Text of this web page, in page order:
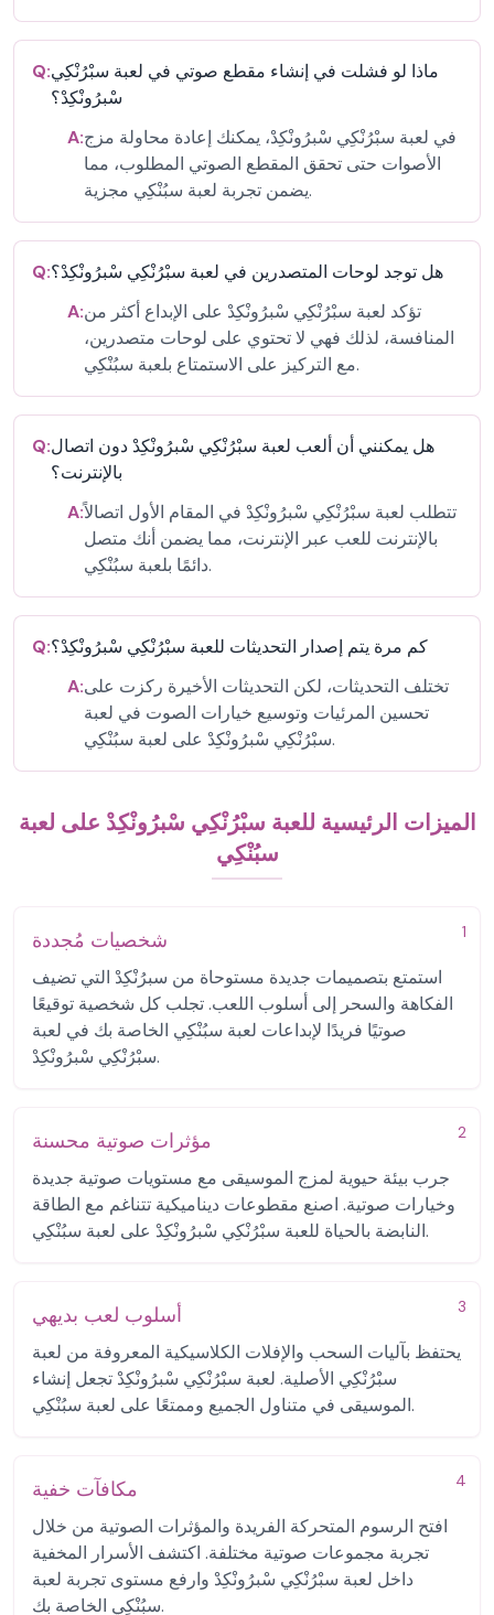
Q:ماذا لو فشلت في إنشاء مقطع صوتي في لعبة سبْرُنْكِي
سْبرُونْكِدْ؟
A:في لعبة سبْرُنْكِي سْبرُونْكِدْ، يمكنك إعادة محاولة مزج
الأصوات حتى تحقق المقطع الصوتي المطلوب، مما
يضمن تجربة لعبة سبُنْكِي مجزية.
Q:هل توجد لوحات المتصدرين في لعبة سبْرُنْكِي سْبرُونْكِدْ؟
A:تؤكد لعبة سبْرُنْكِي سْبرُونْكِدْ على الإبداع أكثر من
المنافسة، لذلك فهي لا تحتوي على لوحات متصدرين،
مع التركيز على الاستمتاع بلعبة سبُنْكِي.
Q:هل يمكنني أن ألعب لعبة سبْرُنْكِي سْبرُونْكِدْ دون اتصال
بالإنترنت؟
A:تتطلب لعبة سبْرُنْكِي سْبرُونْكِدْ في المقام الأول اتصالاً
بالإنترنت للعب عبر الإنترنت، مما يضمن أنك متصل
دائمًا بلعبة سبُنْكِي.
Q:كم مرة يتم إصدار التحديثات للعبة سبْرُنْكِي سْبرُونْكِدْ؟
A:تختلف التحديثات، لكن التحديثات الأخيرة ركزت على
تحسين المرئيات وتوسيع خيارات الصوت في لعبة
سبْرُنْكِي سْبرُونْكِدْ على لعبة سبُنْكِي.
الميزات الرئيسية للعبة سبْرُنْكِي سْبرُونْكِدْ على لعبة
سبُنْكِي
1 شخصيات مُجددة
استمتع بتصميمات جديدة مستوحاة من سبرُنْكِدْ التي تضيف
الفكاهة والسحر إلى أسلوب اللعب. تجلب كل شخصية توقيعًا
صوتيًا فريدًا لإبداعات لعبة سبُنْكِي الخاصة بك في لعبة
سبْرُنْكِي سْبرُونْكِدْ.
2 مؤثرات صوتية محسنة
جرب بيئة حيوية لمزج الموسيقى مع مستويات صوتية جديدة
وخيارات صوتية. اصنع مقطوعات ديناميكية تتناغم مع الطاقة
النابضة بالحياة للعبة سبْرُنْكِي سْبرُونْكِدْ على لعبة سبُنْكِي.
3 أسلوب لعب بديهي
يحتفظ بآليات السحب والإفلات الكلاسيكية المعروفة من لعبة
سبْرُنْكِي الأصلية. لعبة سبْرُنْكِي سْبرُونْكِدْ تجعل إنشاء
الموسيقى في متناول الجميع وممتعًا على لعبة سبُنْكِي.
4 مكافآت خفية
افتح الرسوم المتحركة الفريدة والمؤثرات الصوتية من خلال
تجربة مجموعات صوتية مختلفة. اكتشف الأسرار المخفية
داخل لعبة سبْرُنْكِي سْبرُونْكِدْ وارفع مستوى تجربة لعبة
سبُنْكِي الخاصة بك.